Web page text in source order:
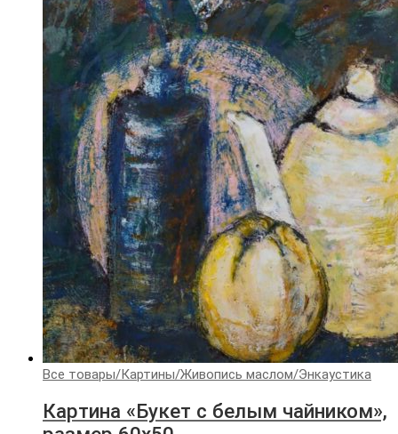
Все товары/Картины/Живопись маслом/Энкаустика
Картина «Букет с белым чайником»,